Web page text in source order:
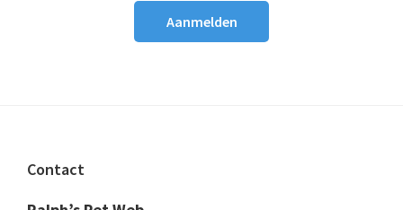
Footer
Contact